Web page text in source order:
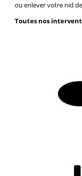
ou enlever votre nid
Toutes nos